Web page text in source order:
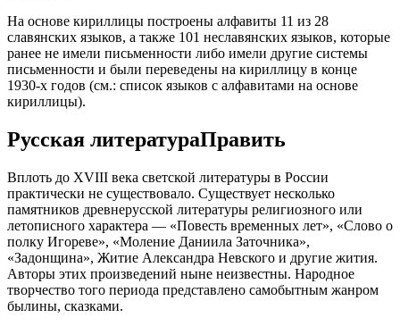
На основе кириллицы построены алфавиты 11 из 28
славянских языков, а также 101 неславянских языков, которые
ранее не имели письменности либо имели другие системы
письменности и были переведены на кириллицу в конце
1930-х годов (см.: список языков с алфавитами на основе
кириллицы).
Русская литератураПравить
Вплоть до XVIII века светской литературы в России
практически не существовало. Существует несколько
памятников древнерусской литературы религиозного или
летописного характера — «Повесть временных лет», «Слово о
полку Игореве», «Моление Даниила Заточника»,
«Задонщина», Житие Александра Невского и другие жития.
Авторы этих произведений ныне неизвестны. Народное
творчество того периода представлено самобытным жанром
былины, сказками.